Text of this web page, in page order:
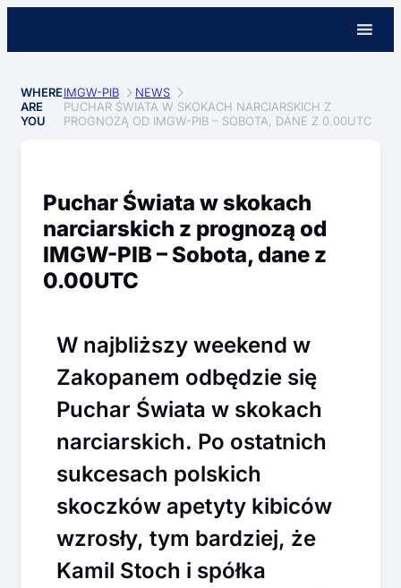
WHERE
ARE
YOU
IMGW-PIB
NEWS
PUCHAR ŚWIATA W SKOKACH NARCIARSKICH Z
PROGNOZĄ OD IMGW-PIB – SOBOTA, DANE Z 0.00UTC
Puchar Świata w skokach
narciarskich z prognozą od
IMGW-PIB – Sobota, dane z
0.00UTC
W najbliższy weekend w
Zakopanem odbędzie się
Puchar Świata w skokach
narciarskich. Po ostatnich
sukcesach polskich
skoczków apetyty kibiców
wzrosły, tym bardziej, że
Kamil Stoch i spółka